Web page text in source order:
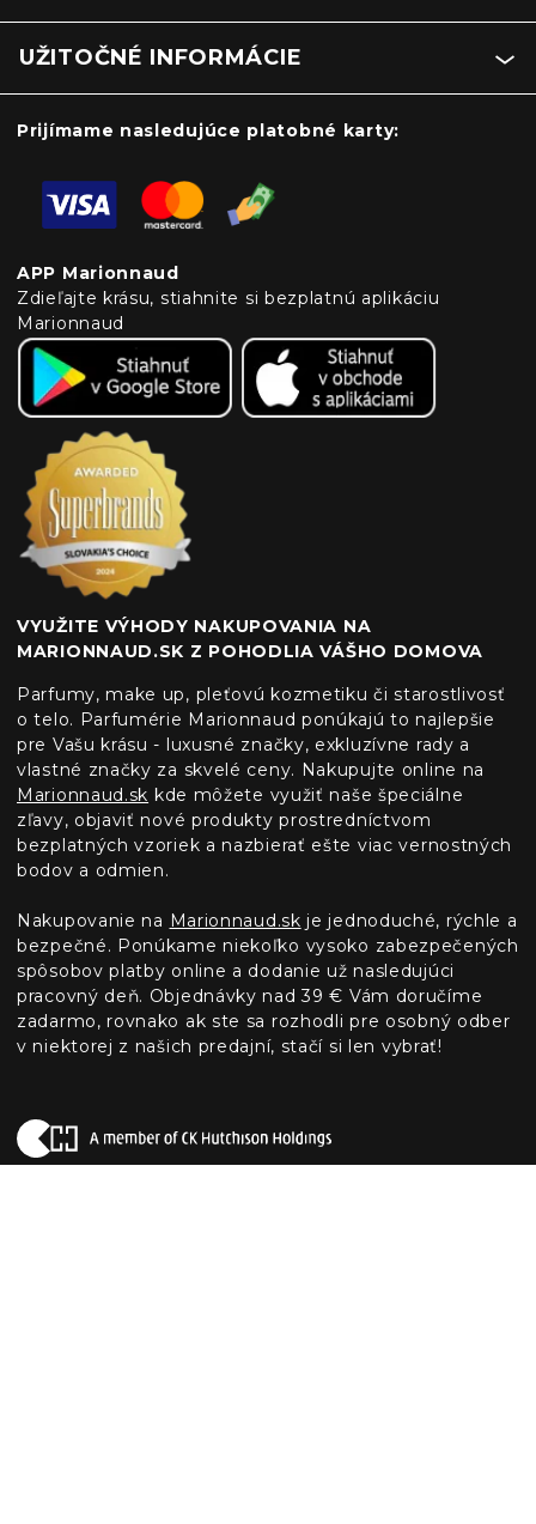
UŽITOČNÉ INFORMÁCIE
Prijímame nasledujúce platobné karty:
APP Marionnaud
Zdieľajte krásu, stiahnite si bezplatnú aplikáciu
Marionnaud
VYUŽITE VÝHODY NAKUPOVANIA NA
MARIONNAUD.SK Z POHODLIA VÁŠHO DOMOVA
Parfumy, make up, pleťovú kozmetiku či starostlivosť
o telo. Parfumérie Marionnaud ponúkajú to najlepšie
pre Vašu krásu - luxusné značky, exkluzívne rady a
vlastné značky za skvelé ceny. Nakupujte online na
Marionnaud.sk kde môžete využiť naše špeciálne
zľavy, objaviť nové produkty prostredníctvom
bezplatných vzoriek a nazbierať ešte viac vernostných
bodov a odmien.
Nakupovanie na Marionnaud.sk je jednoduché, rýchle a
bezpečné. Ponúkame niekoľko vysoko zabezpečených
spôsobov platby online a dodanie už nasledujúci
pracovný deň. Objednávky nad 39 € Vám doručíme
zadarmo, rovnako ak ste sa rozhodli pre osobný odber
v niektorej z našich predajní, stačí si len vybrať!